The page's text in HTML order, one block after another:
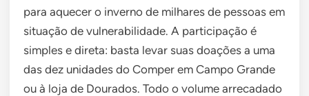
para aquecer o inverno de milhares de pessoas em
situação de vulnerabilidade. A participação é
simples e direta: basta levar suas doações a uma
das dez unidades do Comper em Campo Grande
ou à loja de Dourados. Todo o volume arrecadado